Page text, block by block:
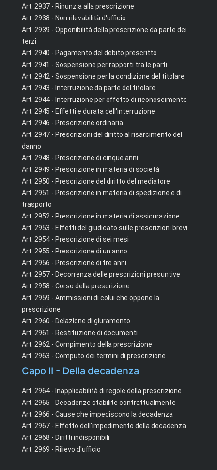
Art. 2937 - Rinunzia alla prescrizione
Art. 2938 - Non rilevabilità d'ufficio
Art. 2939 - Opponibilità della prescrizione da parte dei
terzi
Art. 2940 - Pagamento del debito prescritto
Art. 2941 - Sospensione per rapporti tra le parti
Art. 2942 - Sospensione per la condizione del titolare
Art. 2943 - Interruzione da parte del titolare
Art. 2944 - Interruzione per effetto di riconoscimento
Art. 2945 - Effetti e durata dell'interruzione
Art. 2946 - Prescrizione ordinaria
Art. 2947 - Prescrizioni del diritto al risarcimento del
danno
Art. 2948 - Prescrizione di cinque anni
Art. 2949 - Prescrizione in materia di società
Art. 2950 - Prescrizione del diritto del mediatore
Art. 2951 - Prescrizione in materia di spedizione e di
trasporto
Art. 2952 - Prescrizione in materia di assicurazione
Art. 2953 - Effetti del giudicato sulle prescrizioni brevi
Art. 2954 - Prescrizione di sei mesi
Art. 2955 - Prescrizione di un anno
Art. 2956 - Prescrizione di tre anni
Art. 2957 - Decorrenza delle prescrizioni presuntive
Art. 2958 - Corso della prescrizione
Art. 2959 - Ammissioni di colui che oppone la
prescrizione
Art. 2960 - Delazione di giuramento
Art. 2961 - Restituzione di documenti
Art. 2962 - Compimento della prescrizione
Art. 2963 - Computo dei termini di prescrizione
Capo II - Della decadenza
Art. 2964 - Inapplicabilità di regole della prescrizione
Art. 2965 - Decadenze stabilite contrattualmente
Art. 2966 - Cause che impediscono la decadenza
Art. 2967 - Effetto dell'impedimento della decadenza
Art. 2968 - Diritti indisponibili
Art. 2969 - Rilievo d'ufficio